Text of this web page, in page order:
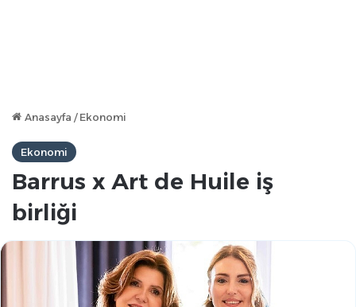
Anasayfa / Ekonomi
Ekonomi
Barrus x Art de Huile iş
birliği